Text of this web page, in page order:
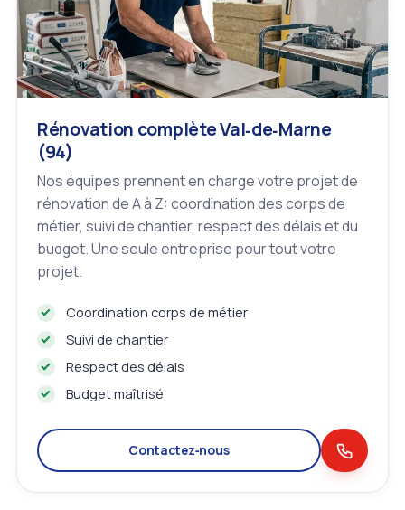
Rénovation complète Val‑de‑Marne
(94)
Nos équipes prennent en charge votre projet de
rénovation de A à Z: coordination des corps de
métier, suivi de chantier, respect des délais et du
budget. Une seule entreprise pour tout votre
projet.
Coordination corps de métier
Suivi de chantier
Respect des délais
Budget maîtrisé
Contactez‑nous